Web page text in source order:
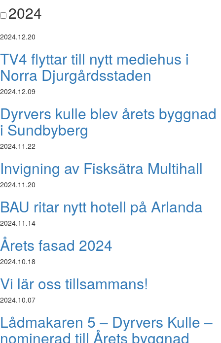
2024
2024.12.20
TV4 flyttar till nytt mediehus i
Norra Djurgårdsstaden
2024.12.09
Dyrvers kulle blev årets byggnad
i Sundbyberg
2024.11.22
Invigning av Fisksätra Multihall
2024.11.20
BAU ritar nytt hotell på Arlanda
2024.11.14
Årets fasad 2024
2024.10.18
Vi lär oss tillsammans!
2024.10.07
Lådmakaren 5 – Dyrvers Kulle –
nominerad till Årets byggnad